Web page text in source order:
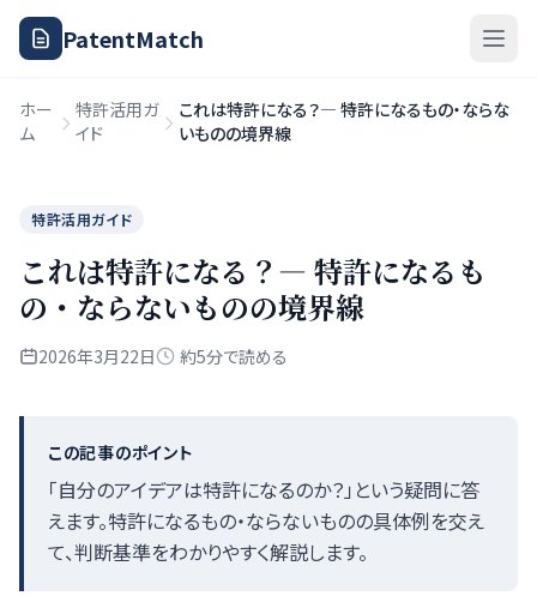
PatentMatch
ホー
ム
特許活用ガ
イド
これは特許になる？— 特許になるもの・ならな
いものの境界線
特許活用ガイド
これは特許になる？— 特許になるも
の・ならないものの境界線
2026年3月22日 約5分で読める
この記事のポイント
「自分のアイデアは特許になるのか？」という疑問に答
えます。特許になるもの・ならないものの具体例を交え
て、判断基準をわかりやすく解説します。